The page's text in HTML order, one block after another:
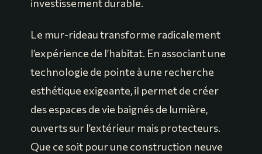
investissement durable.
Le mur-rideau transforme radicalement
l’expérience de l’habitat. En associant une
technologie de pointe à une recherche
esthétique exigeante, il permet de créer
des espaces de vie baignés de lumière,
ouverts sur l’extérieur mais protecteurs.
Que ce soit pour une construction neuve